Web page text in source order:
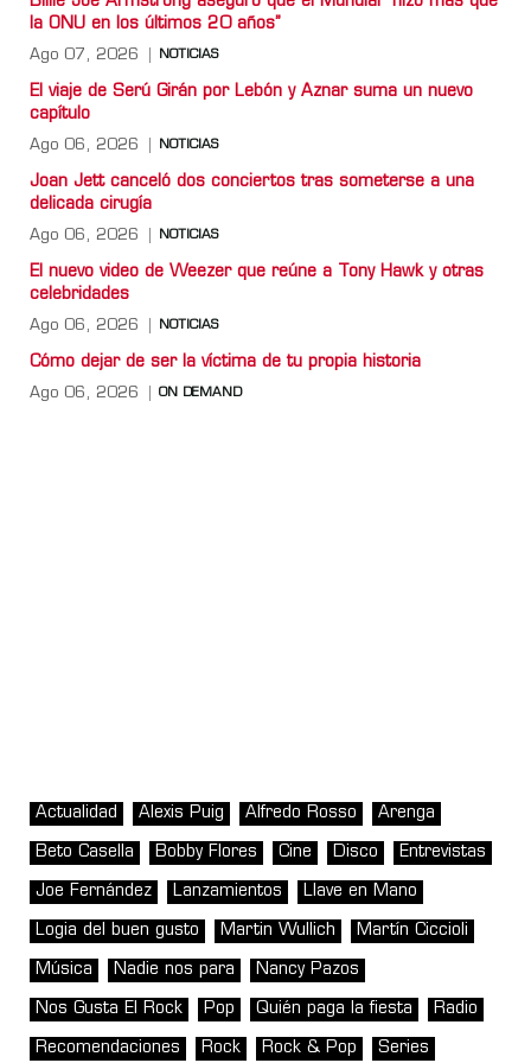
la ONU en los últimos 20 años”
Ago 07, 2026 NOTICIAS
El viaje de Serú Girán por Lebón y Aznar suma un nuevo
capítulo
Ago 06, 2026 NOTICIAS
Joan Jett canceló dos conciertos tras someterse a una
delicada cirugía
Ago 06, 2026 NOTICIAS
El nuevo video de Weezer que reúne a Tony Hawk y otras
celebridades
Ago 06, 2026 NOTICIAS
Cómo dejar de ser la víctima de tu propia historia
Ago 06, 2026 ON DEMAND
Actualidad Alexis Puig Alfredo Rosso Arenga
Beto Casella Bobby Flores Cine Disco Entrevistas
Joe Fernández Lanzamientos Llave en Mano
Logia del buen gusto Martin Wullich Martín Ciccioli
Música Nadie nos para Nancy Pazos
Nos Gusta El Rock Pop Quién paga la fiesta Radio
Recomendaciones Rock Rock & Pop Series